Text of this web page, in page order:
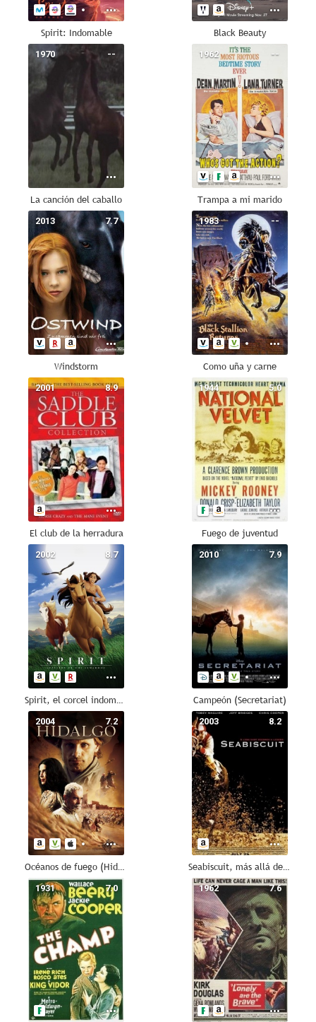
Spirit: Indomable Black Beauty
--
1970
La canción del caballo
--
1962
Trampa a mi marido
7.7
2013
Windstorm
--
1983
Como uña y carne
8.9
2001
El club de la herradura
5.0
1944
Fuego de juventud
8.7
2002
Spirit, el corcel indomable
7.9
2010
Campeón (Secretariat)
7.2
2004
Océanos de fuego (Hidalgo)
8.2
2003
Seabiscuit, más allá de la leyenda
7.0
1931 7.6
1962